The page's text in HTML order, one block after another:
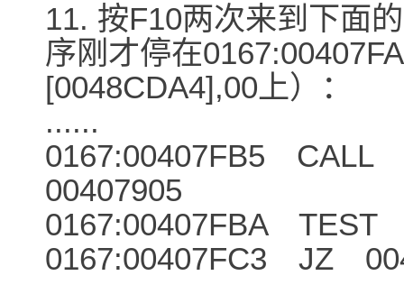
11. 按F10两次来到下面
序刚才停在
[0048CDA4],00上）：
......
0167:00407FB5 CALL
00407905 ←-
0167:00407FBA TEST
0167:00407FC3 JZ